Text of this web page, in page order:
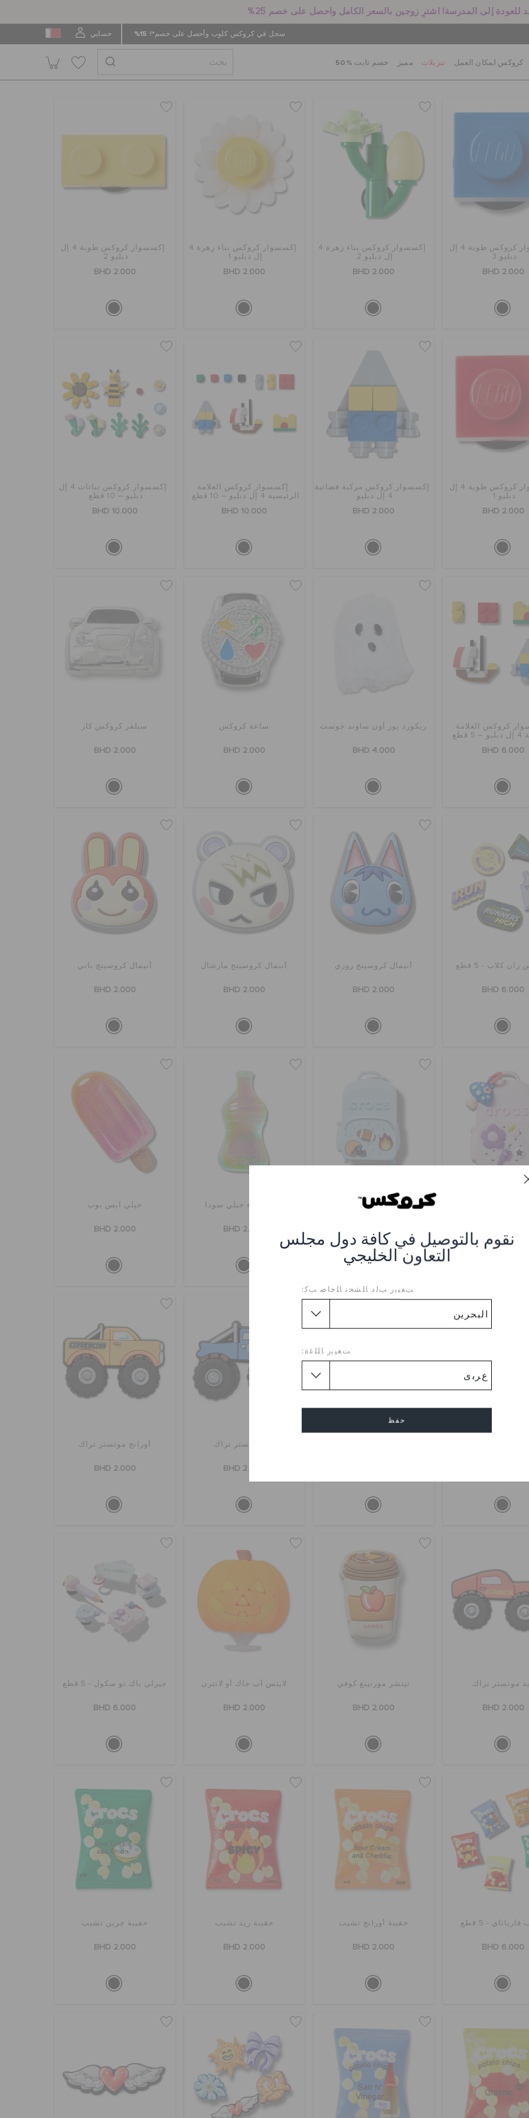
للعودة إلى المدرسة! اشترِ زوجين بالسعر الكامل واحصل على خصم 25%
سجل في كروكس كلوب وأحصل على خصم*! 15% حسابي
نقوم بالتوصيل في كافة دول مجلس
التعاون الخليجي
ﺖﻐﻴﻳﺭ ﺐﻟﺩ ﺎﻠﺸﺤﻧ ﺎﻠﺧﺎﺻ ﺐﻛ:
ﺖﻐﻴﻳﺭ ﺎﻠﻠﻏﺓ:
حفظ
كروكس لمكان العمل تنزيلات مميز خصم ثابت %50
إكسسوار كروكس طوبة 4 إل
دبليو 3
BHD 2.000
إكسسوار كروكس بناء زهرة 4
إل دبليو 2
BHD 2.000
إكسسوار كروكس بناء زهرة 4
إل دبليو 1
BHD 2.000
إكسسوار كروكس طوبة 4 إل
دبليو 2
BHD 2.000
إكسسوار كروكس طوبة 4 إل
دبليو 1
BHD 2.000
إكسسوار كروكس مركبة فضائية
4 إل دبليو
BHD 2.000
إكسسوار كروكس العلامة
الرئيسية 4 إل دبليو – 10 قطع
BHD 10.000
إكسسوار كروكس نباتات 4 إل
دبليو – 10 قطع
BHD 10.000
كروكس العلامة
BHD 6.000
ريكورد يور أون ساوند جوست
BHD 4.000
ساعة كروكس
BHD 2.000
سيلفر كروكس كار
BHD 2.000
كلاب - 5 قطع
BHD 6.000
أنيمال كروسينج روزي
BHD 2.000
أنيمال كروسينج مارشال
BHD 2.000
أنيمال كروسينج باني
BHD 2.000
حقيبة ظهر كروكس كلاسيك -
زجاجة ماء جيلي سودا
BHD 2.000
جيلي آيس بوب
BHD 2.000
بلو مونستر تراك
BHD 2.000
أورانج مونستر تراك
BHD 2.000
مونستر تراك
BHD 2.000
تيتشر مورنينغ كوفي
BHD 2.000
لايتس أب جاك أو لانترن
BHD 2.000
جيرلي باك تو سكول - 5 قطع
BHD 6.000
- 5 قطع
BHD 6.000
حقيبة أورانج تشيب
BHD 2.000
حقيبة ريد تشيب
BHD 2.000
حقيبة جرين تشيب
BHD 2.000